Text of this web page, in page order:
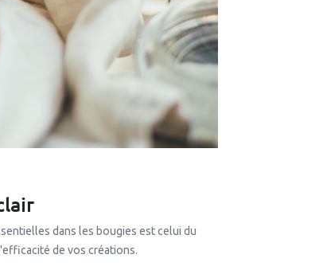
dans les bougies est celui du
de vos créations.